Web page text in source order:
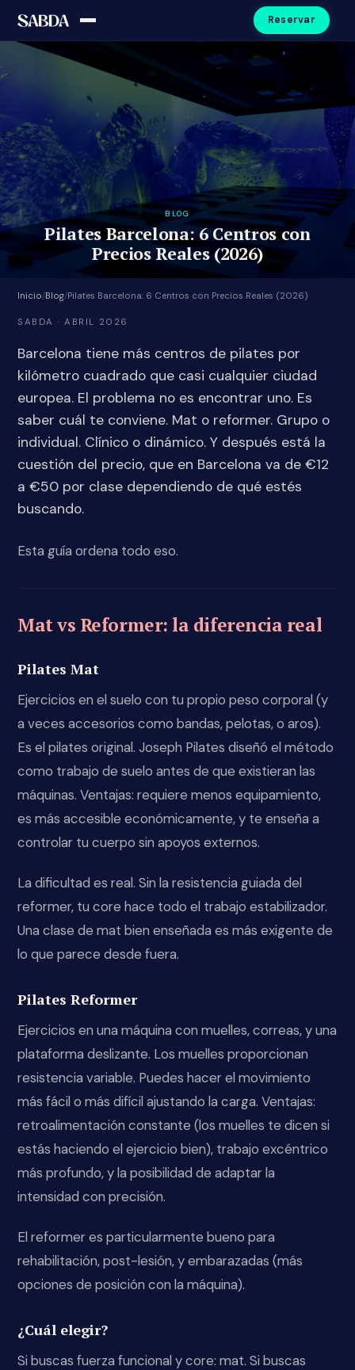
Reservar
BLOG
Pilates Barcelona: 6 Centros con
Precios Reales (2026)
Inicio/Blog/Pilates Barcelona: 6 Centros con Precios Reales (2026)
SABDA · ABRIL 2026
Barcelona tiene más centros de pilates por
kilómetro cuadrado que casi cualquier ciudad
europea. El problema no es encontrar uno. Es
saber cuál te conviene. Mat o reformer. Grupo o
individual. Clínico o dinámico. Y después está la
cuestión del precio, que en Barcelona va de €12
a €50 por clase dependiendo de qué estés
buscando.
Esta guía ordena todo eso.
Mat vs Reformer: la diferencia real
Pilates Mat
Ejercicios en el suelo con tu propio peso corporal (y
a veces accesorios como bandas, pelotas, o aros).
Es el pilates original. Joseph Pilates diseñó el método
como trabajo de suelo antes de que existieran las
máquinas. Ventajas: requiere menos equipamiento,
es más accesible económicamente, y te enseña a
controlar tu cuerpo sin apoyos externos.
La dificultad es real. Sin la resistencia guiada del
reformer, tu core hace todo el trabajo estabilizador.
Una clase de mat bien enseñada es más exigente de
lo que parece desde fuera.
Pilates Reformer
Ejercicios en una máquina con muelles, correas, y una
plataforma deslizante. Los muelles proporcionan
resistencia variable. Puedes hacer el movimiento
más fácil o más difícil ajustando la carga. Ventajas:
retroalimentación constante (los muelles te dicen si
estás haciendo el ejercicio bien), trabajo excéntrico
más profundo, y la posibilidad de adaptar la
intensidad con precisión.
El reformer es particularmente bueno para
rehabilitación, post-lesión, y embarazadas (más
opciones de posición con la máquina).
¿Cuál elegir?
Si buscas fuerza funcional y core: mat. Si buscas